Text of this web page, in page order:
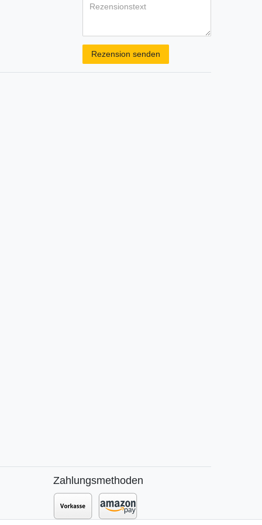
Rezension senden
Zahlungsmethoden